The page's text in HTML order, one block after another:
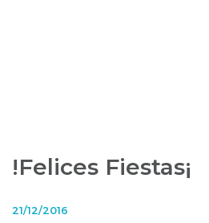
!Felices Fiestas¡
21/12/2016